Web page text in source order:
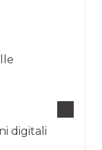
digitali